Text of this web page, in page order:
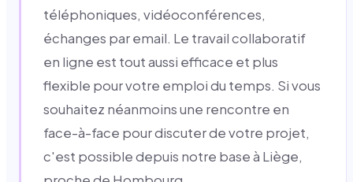
téléphoniques, vidéoconférences,
échanges par email. Le travail collaboratif
en ligne est tout aussi efficace et plus
flexible pour votre emploi du temps. Si vous
souhaitez néanmoins une rencontre en
face-à-face pour discuter de votre projet,
c'est possible depuis notre base à Liège,